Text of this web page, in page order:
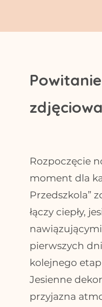
Rozpoczęcie
moment dla
Przedszkola”
łączy ciepły,
pierwszych
kolejnego
Jesienne
przyjazna